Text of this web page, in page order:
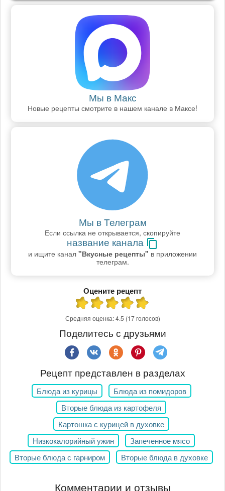
Мы в Макс
Новые рецепты смотрите в нашем канале в Максе!
Мы в Телеграм
Если ссылка не открывается, скопируйте
название канала
и ищите канал "Вкусные рецепты" в приложении
телеграм.
Оцените рецепт
Средняя оценка:4.5 (17 голосов)
Поделитесь с друзьями
Рецепт представлен в разделах
Блюда из курицы
Блюда из помидоров
Вторые блюда из картофеля
Картошка с курицей в духовке
Низкокалорийный ужин
Запеченное мясо
Вторые блюда с гарниром
Вторые блюда в духовке
Комментарии и отзывы